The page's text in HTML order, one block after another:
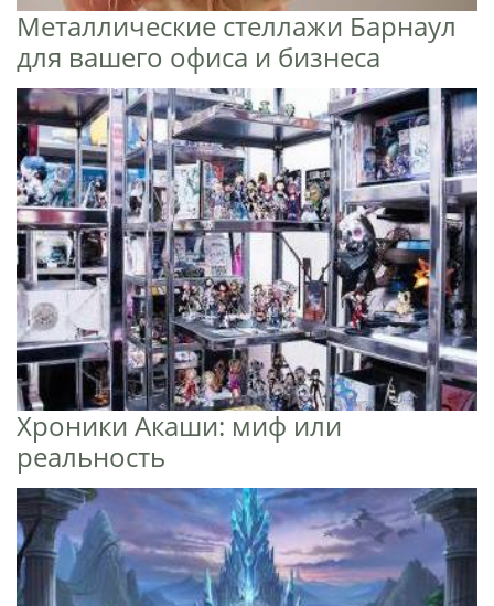
Металлические стеллажи Барнаул
для вашего офиса и бизнеса
Хроники Акаши: миф или
реальность